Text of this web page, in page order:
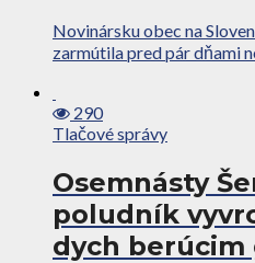
Novinársku obec na
zarmútila pred pár dňami
290
Tlačové správy
Osemnásty
poludník
dych